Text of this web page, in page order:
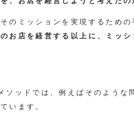
のミッションを実現するため
お店を経営する以上に、ミッ
ソッドでは、例えばそのような
います。